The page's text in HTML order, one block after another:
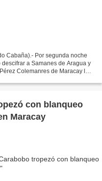
Cabaña).- Por segunda noche
a Samanes de Aragua y
Colemanres de Maracay la
con blanqueo
Maracay